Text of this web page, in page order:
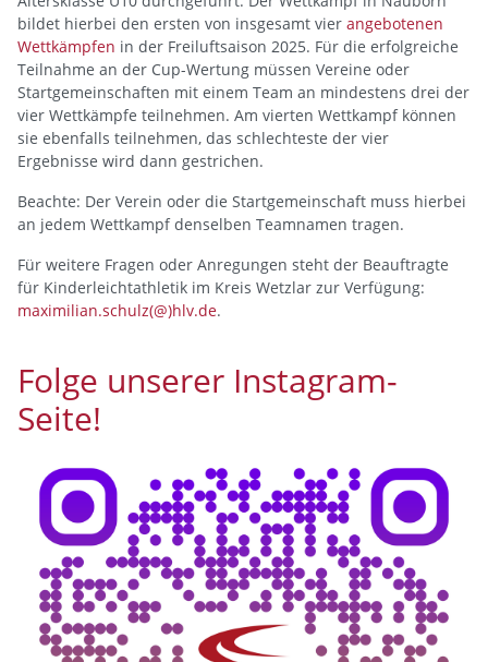
bildet hierbei den ersten von insgesamt vier angebotenen
Wettkämpfen in der Freiluftsaison 2025. Für die erfolgreiche
Teilnahme an der Cup-Wertung müssen Vereine oder
Startgemeinschaften mit einem Team an mindestens drei der
vier Wettkämpfe teilnehmen. Am vierten Wettkampf können
sie ebenfalls teilnehmen, das schlechteste der vier
Ergebnisse wird dann gestrichen.
Beachte: Der Verein oder die Startgemeinschaft muss hierbei
an jedem Wettkampf denselben Teamnamen tragen.
Für weitere Fragen oder Anregungen steht der Beauftragte
für Kinderleichtathletik im Kreis Wetzlar zur Verfügung:
maximilian.schulz(@)hlv.de.
Folge unserer Instagram-
Seite!